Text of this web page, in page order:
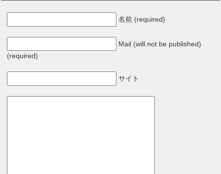
名前 (required)
Mail (will not be published)
(required)
サイト